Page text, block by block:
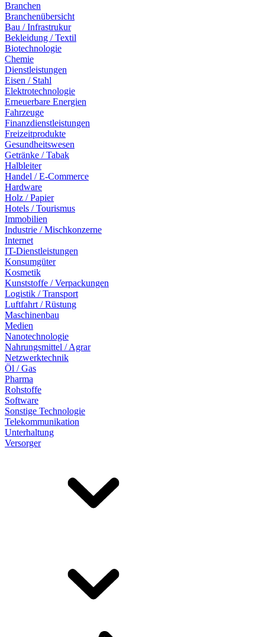
Branchen
Branchenübersicht
Bau / Infrastrukur
Bekleidung / Textil
Biotechnologie
Chemie
Dienstleistungen
Eisen / Stahl
Elektrotechnologie
Erneuerbare Energien
Fahrzeuge
Finanzdienstleistungen
Freizeitprodukte
Gesundheitswesen
Getränke / Tabak
Halbleiter
Handel / E-Commerce
Hardware
Holz / Papier
Hotels / Tourismus
Immobilien
Industrie / Mischkonzerne
Internet
IT-Dienstleistungen
Konsumgüter
Kosmetik
Kunststoffe / Verpackungen
Logistik / Transport
Luftfahrt / Rüstung
Maschinenbau
Medien
Nanotechnologie
Nahrungsmittel / Agrar
Netzwerktechnik
Öl / Gas
Pharma
Rohstoffe
Software
Sonstige Technologie
Telekommunikation
Unterhaltung
Versorger